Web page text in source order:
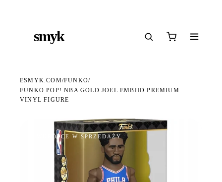
smyk
ESMYK.COM/FUNKO/
FUNKO POP! NBA GOLD JOEL EMBIID PREMIUM
VINYL FIGURE
WKRÓTCE W SPRZEDAŻY